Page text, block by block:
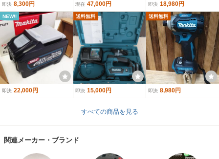
即決 8,300円 現在 47,000円 即決 18,980円
NEW!!
即決 22,000円
送料無料
即決 15,000円
送料無料
即決 8,980円
すべての商品を見る
関連メーカー・ブランド